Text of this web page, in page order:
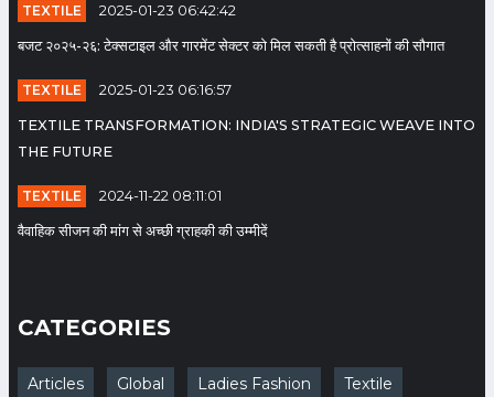
Category: Textile
राठौड कोषाध्यक्ष बने
Date: 2023-07-15 11:35:49 |
Date: 2023-06-24 10:33:54 |
TEXTILE 2025-01-23 06:42:42
बजट २०२५-२६: टेक्सटाइल और गारमेंट सेक्टर को मिल सकती है प्रोत्साहनों की सौगात
TEXTILE 2025-01-23 06:16:57
TEXTILE TRANSFORMATION: INDIA'S STRATEGIC WEAVE INTO
THE FUTURE
TEXTILE 2024-11-22 08:11:01
वैवाहिक सीजन की मांग से अच्छी ग्राहकी की उम्मीदें
CATEGORIES
Articles Global Ladies Fashion
Textile